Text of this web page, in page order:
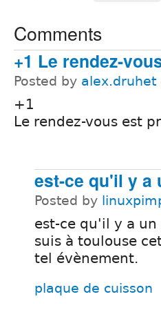
Comments
+1 Le rendez-
Posted by alex.druhet
+1
Le rendez-vous est
est-ce qu'il y a
Posted by
est-ce qu'il y a
suis à toulouse
tel évènement.
plaque de cuisson